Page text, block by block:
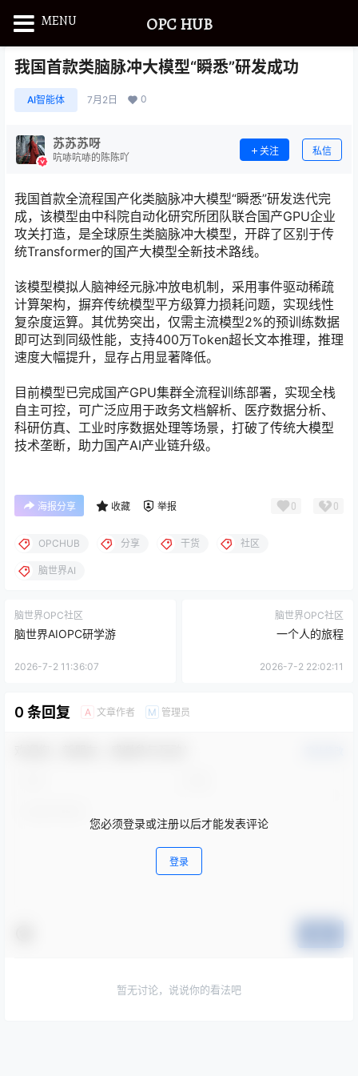
我国首款类脑脉冲大模型“瞬悉”研发成功
AI智能体 7月2日 0
苏苏苏呀
吭哧吭哧的陈陈吖
关注 私信
我国首款全流程国产化类脑脉冲大模型“瞬悉”研发迭代完
成，该模型由中科院自动化研究所团队联合国产GPU企业
攻关打造，是全球原生类脑脉冲大模型，开辟了区别于传
统Transformer的国产大模型全新技术路线。
该模型模拟人脑神经元脉冲放电机制，采用事件驱动稀疏
计算架构，摒弃传统模型平方级算力损耗问题，实现线性
复杂度运算。其优势突出，仅需主流模型2%的预训练数据
即可达到同级性能，支持400万Token超长文本推理，推理
速度大幅提升，显存占用显著降低。
目前模型已完成国产GPU集群全流程训练部署，实现全栈
自主可控，可广泛应用于政务文档解析、医疗数据分析、
科研仿真、工业时序数据处理等场景，打破了传统大模型
技术垄断，助力国产AI产业链升级。
海报分享 收藏 举报 0 0
OPCHUB 分享 干货 社区
脑世界AI
脑世界OPC社区
脑世界AIOPC研学游
2026-7-2 11:36:07
脑世界OPC社区
一个人的旅程
2026-7-2 22:02:11
0 条回复 A 文章作者 M 管理员
您必须登录或注册以后才能发表评论
登录
暂无讨论，说说你的看法吧
MENU OPC HUB